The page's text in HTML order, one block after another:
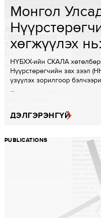
Монгол
хөгжүүлэх
НҮБХХ-ийн СКАЛА
Нүүрстөрөгчийн зах зээл
үзүүлэх зорилгоор
...
ДЭЛГЭРЭНГҮЙ
PUBLICATIONS